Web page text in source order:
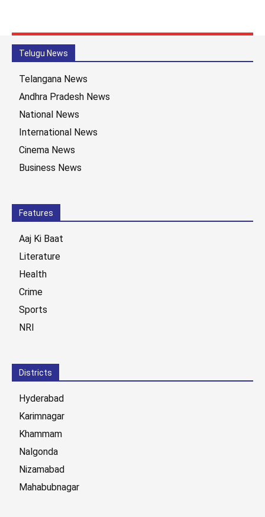
Telugu News
Telangana News
Andhra Pradesh News
National News
International News
Cinema News
Business News
Features
Aaj Ki Baat
Literature
Health
Crime
Sports
NRI
Districts
Hyderabad
Karimnagar
Khammam
Nalgonda
Nizamabad
Mahabubnagar